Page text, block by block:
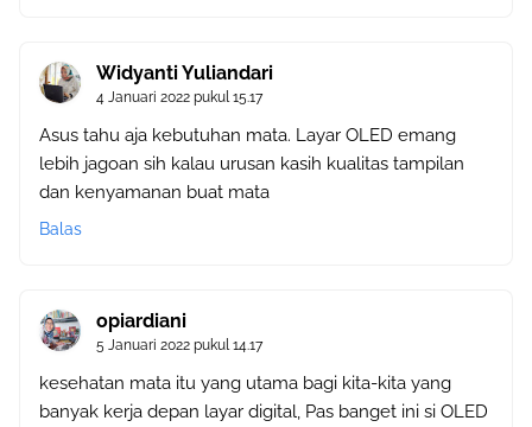
Widyanti Yuliandari
4 Januari 2022 pukul 15.17
Asus tahu aja kebutuhan mata. Layar OLED emang
lebih jagoan sih kalau urusan kasih kualitas tampilan
dan kenyamanan buat mata
Balas
opiardiani
5 Januari 2022 pukul 14.17
kesehatan mata itu yang utama bagi kita-kita yang
banyak kerja depan layar digital, Pas banget ini si OLED